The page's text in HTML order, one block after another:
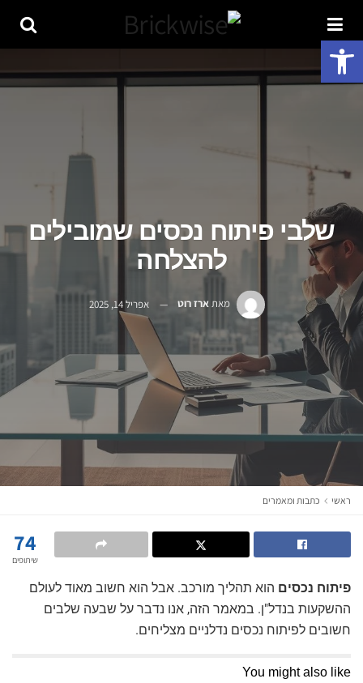
שלבי פיתוח נכסים שמובילים
להצלחה
מאתארז רוט אפריל 14, 2025
ראשי כתבות ומאמרים
74
שיתופים
פיתוח נכסים הוא תהליך מורכב. אבל הוא חשוב מאוד לעולם
ההשקעות בנדל"ן. במאמר הזה, אנו נדבר על שבעה שלבים
חשובים לפיתוח נכסים נדלניים מצליחים.
You might also like
פתח סרגל נגישות